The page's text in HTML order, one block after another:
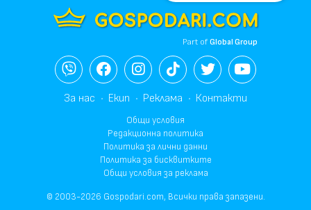
Part ofGlobal Group
За нас Екип Реклама Контакти
Общи условия
Редакционна политика
Политика за лични данни
Политика за бисквитките
Общи условия за реклама
© 2003-2026 Gospodari.com, Всички права запазени.